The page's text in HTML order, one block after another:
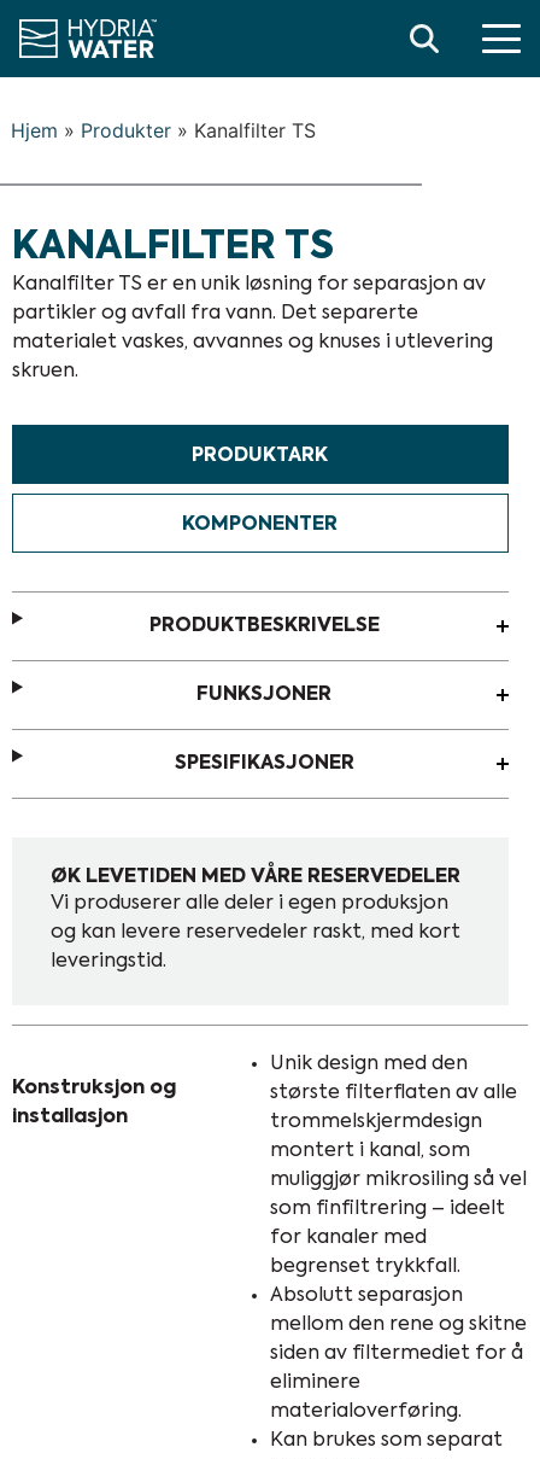
Search
Hjem » Produkter» Kanalfilter TS
KANALFILTER TS
Kanalfilter TS er en unik løsning for separasjon av
partikler og avfall fra vann. Det separerte
materialet vaskes, avvannes og knuses i utlevering
skruen.
PRODUKTARK
KOMPONENTER
PRODUKTBESKRIVELSE
FUNKSJONER
SPESIFIKASJONER
ØK LEVETIDEN MED VÅRE RESERVEDELER
Vi produserer alle deler i egen produksjon
og kan levere reservedeler raskt, med kort
leveringstid.
Konstruksjon og
installasjon
Unik design med den
største filterflaten av alle
trommelskjermdesign
montert i kanal, som
muliggjør mikrosiling så vel
som finfiltrering – ideelt
for kanaler med
begrenset trykkfall.
Absolutt separasjon
mellom den rene og skitne
siden av filtermediet for å
eliminere
materialoverføring.
Kan brukes som separat